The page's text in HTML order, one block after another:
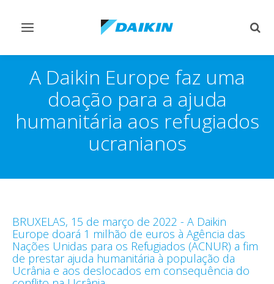
Comutar
A Daikin Europe faz uma
doação para a ajuda
humanitária aos refugiados
ucranianos
BRUXELAS, 15 de março de 2022 - A Daikin
Europe doará 1 milhão de euros à Agência das
Nações Unidas para os Refugiados (ACNUR) a fim
de prestar ajuda humanitária à população da
Ucrânia e aos deslocados em consequência do